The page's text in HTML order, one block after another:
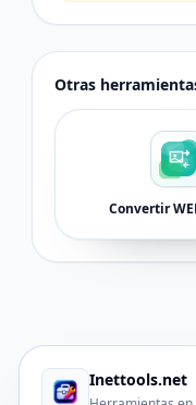
Otras
Convertir
Inettools.net